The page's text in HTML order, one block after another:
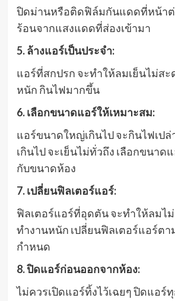
ปิดม่านหรือติดฟิล์มกันแดดที่หน้าต่
ร้อนจากแสงแดดที่ส่องเข้ามา
5. ล้างแอร์เป็นประจำ:
แอร์ที่สกปรก จะทำให้ลมเย็นไม่สะ
หนัก กินไฟมากขึ้น
6. เลือกขนาดแอร์ให้เหมาะสม:
แอร์ขนาดใหญ่เกินไป จะกินไฟเปล่
เกินไป จะเย็นไม่ทั่วถึง เลือกขนาด
กับขนาดห้อง
7. เปลี่ยนฟิลเตอร์แอร์:
ฟิลเตอร์แอร์ที่อุดตัน จะทำให้ลมไ
ทำงานหนัก เปลี่ยนฟิลเตอร์แอร์ตา
กำหนด
8. ปิดแอร์ก่อนออกจากห้อง:
ไม่ควรเปิดแอร์ทิ้งไว้เฉยๆ ปิดแอร์